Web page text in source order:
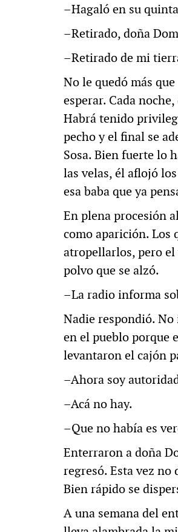
–Hagaló en su
–Retirado, doña
–Retirado de mi
No le quedó más
esperar. Cada
Habrá tenido
pecho y el final se
Sosa. Bien fuerte lo
las velas, él aflojó
esa baba que ya
En plena procesión
como aparición. Los
atropellarlos, pero el
polvo que se alzó.
–La radio informa
Nadie respondió.
en el pueblo porque
levantaron el cajón
–Ahora soy
–Acá no hay.
–Que no había es
Enterraron a doña
regresó. Esta vez
Bien rápido se
A una semana del